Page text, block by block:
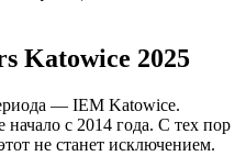
Katowice 2025
— IEM Katowice.
с 2014 года. С тех пор
не станет исключением.